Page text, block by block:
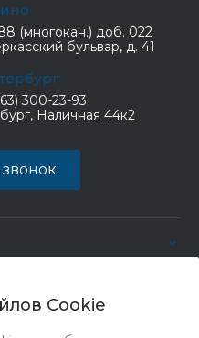
Cookie
(многокан.) доб. 022
бульвар, д. 41
300-23-93
Наличная 44к2
звонок